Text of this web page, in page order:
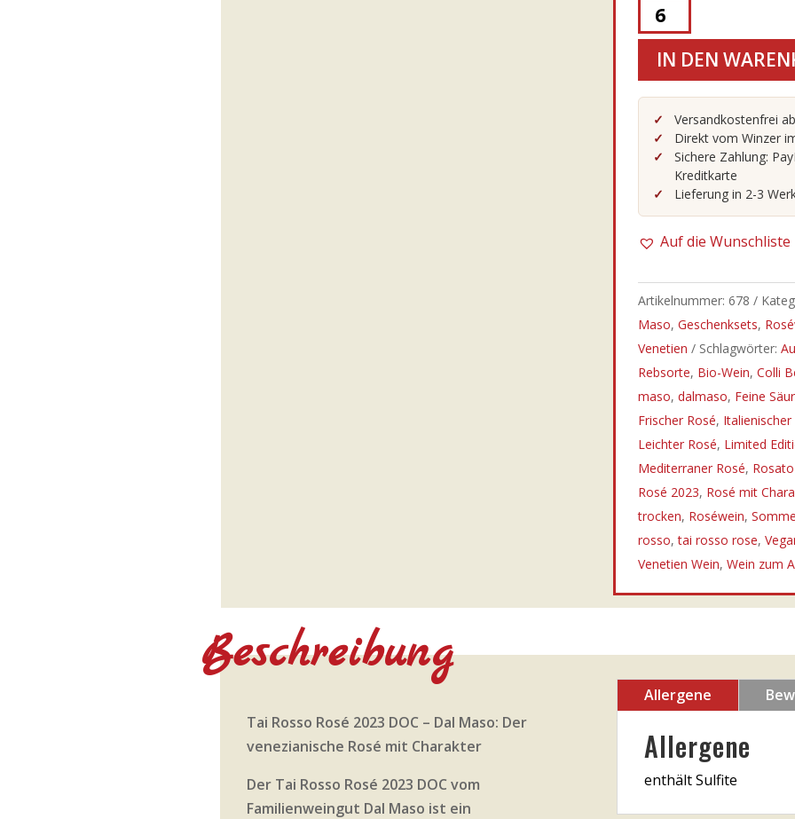
Tai
rosso
Rosé
2024
DOC
0,75l
Dal
Maso
Menge
IN DEN
Versandkostenfrei
Direkt vom Winzer
Sichere Zahlung:
Kreditkarte
Lieferung in 2-3
Auf die Wunschliste
Artikelnummer: 678
Maso, Geschenksets,
Venetien
Schlagwörter:
Rebsorte, Bio-Wein, Colli
maso, dalmaso, Feine
Frischer Rosé, Italienischer
Leichter Rosé, Limited
Mediterraner Rosé,
Rosé 2023, Rosé mit
trocken, Roséwein,
rosso,tai rosso rose,
Venetien Wein, Wein zum
Beschreibung
Tai Rosso Rosé 2023 DOC – Dal Maso: Der
venezianische Rosé mit Charakter
Der Tai Rosso Rosé 2023 DOC vom
Familienweingut Dal Maso ist ein
Allergene
Allergene
enthält Sulfite